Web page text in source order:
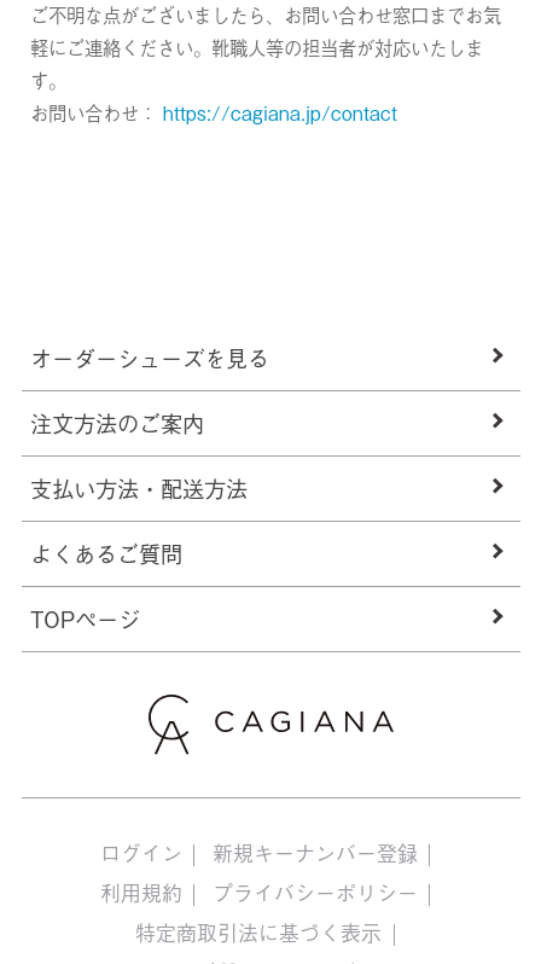
ご不明な点がございましたら、お問い合わせ窓口までお気
軽にご連絡ください。靴職人等の担当者が対応いたしま
す。
お問い合わせ： https://cagiana.jp/contact
オーダーシューズを見る
注文方法のご案内
支払い方法・配送方法
よくあるご質問
TOPページ
ログイン
新規キーナンバー登録
利用規約
プライバシーポリシー
特定商取引法に基づく表示